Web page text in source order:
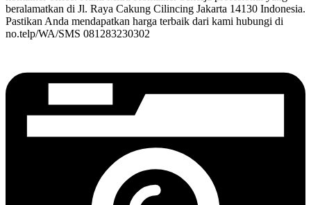
beralamatkan di Jl. Raya Cakung Cilincing Jakarta 14130 Indonesia.
Pastikan Anda mendapatkan harga terbaik dari kami hubungi di
no.telp/WA/SMS 081283230302